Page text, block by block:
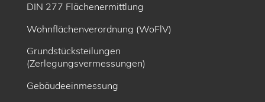
DIN 277 Flächenermittlung
Wohnflächenverordnung (WoFlV)
Grundstücksteilungen
(Zerlegungsvermessungen)
Gebäudeeinmessung